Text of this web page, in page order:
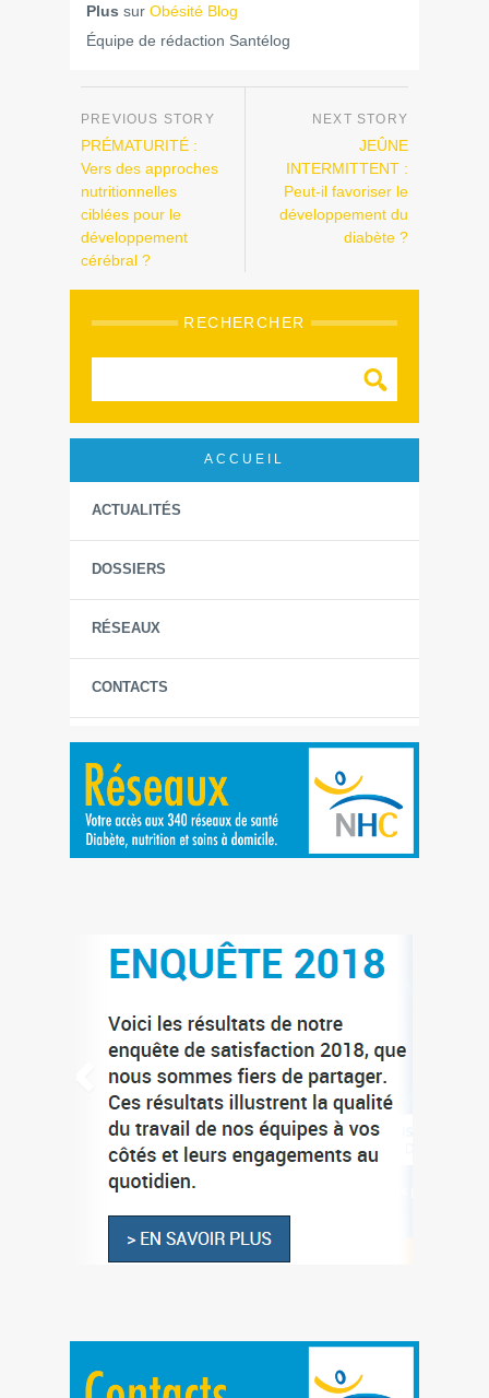
Plus sur Obésité Blog
Équipe de rédaction Santélog
PRÉMATURITÉ :
Vers des approches
nutritionnelles
ciblées pour le
développement
cérébral ?
JEÛNE
INTERMITTENT :
Peut-il favoriser le
développement du
diabète ?
RECHERCHER
ACCUEIL
ACTUALITÉS
DOSSIERS
RÉSEAUX
CONTACTS